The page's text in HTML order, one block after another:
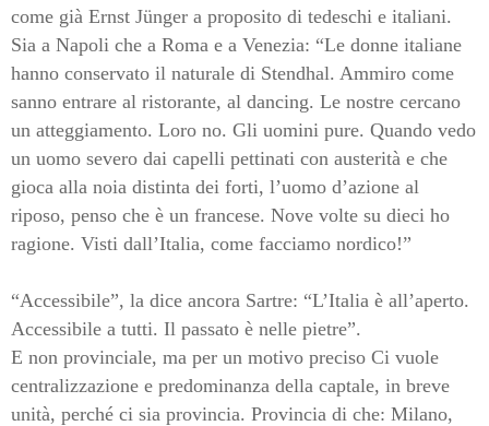
come già Ernst Jünger a proposito di tedeschi e italiani.
Sia a Napoli che a Roma e a Venezia: “Le donne italiane
hanno conservato il naturale di Stendhal. Ammiro come
sanno entrare al ristorante, al dancing. Le nostre cercano
un atteggiamento. Loro no. Gli uomini pure. Quando vedo
un uomo severo dai capelli pettinati con austerità e che
gioca alla noia distinta dei forti, l’uomo d’azione al
riposo, penso che è un francese. Nove volte su dieci ho
ragione. Visti dall’Italia, come facciamo nordico!”
“Accessibile”, la dice ancora Sartre: “L’Italia è all’aperto.
Accessibile a tutti. Il passato è nelle pietre”.
E non provinciale, ma per un motivo preciso Ci vuole
centralizzazione e predominanza della captale, in breve
unità, perché ci sia provincia. Provincia di che: Milano,